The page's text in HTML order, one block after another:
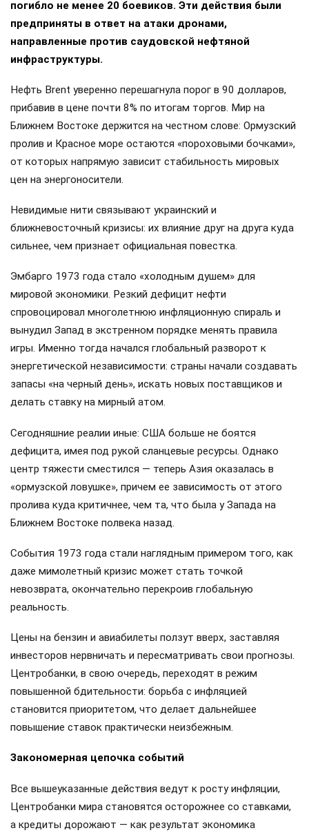
погибло не менее 20 боевиков. Эти действия были
предприняты в ответ на атаки дронами,
направленные против саудовской нефтяной
инфраструктуры.
Нефть Brent уверенно перешагнула порог в 90 долларов,
прибавив в цене почти 8% по итогам торгов. Мир на
Ближнем Востоке держится на честном слове: Ормузский
пролив и Красное море остаются «пороховыми бочками»,
от которых напрямую зависит стабильность мировых
цен на энергоносители.
Невидимые нити связывают украинский и
ближневосточный кризисы: их влияние друг на друга куда
сильнее, чем признает официальная повестка.
Эмбарго 1973 года стало «холодным душем» для
мировой экономики. Резкий дефицит нефти
спровоцировал многолетнюю инфляционную спираль и
вынудил Запад в экстренном порядке менять правила
игры. Именно тогда начался глобальный разворот к
энергетической независимости: страны начали создавать
запасы «на черный день», искать новых поставщиков и
делать ставку на мирный атом.
Сегодняшние реалии иные: США больше не боятся
дефицита, имея под рукой сланцевые ресурсы. Однако
центр тяжести сместился — теперь Азия оказалась в
«ормузской ловушке», причем ее зависимость от этого
пролива куда критичнее, чем та, что была у Запада на
Ближнем Востоке полвека назад.
События 1973 года стали наглядным примером того, как
даже мимолетный кризис может стать точкой
невозврата, окончательно перекроив глобальную
реальность.
Цены на бензин и авиабилеты ползут вверх, заставляя
инвесторов нервничать и пересматривать свои прогнозы.
Центробанки, в свою очередь, переходят в режим
повышенной бдительности: борьба с инфляцией
становится приоритетом, что делает дальнейшее
повышение ставок практически неизбежным.
Закономерная цепочка событий
Все вышеуказанные действия ведут к росту инфляции,
Центробанки мира становятся осторожнее со ставками,
а кредиты дорожают — как результат экономика